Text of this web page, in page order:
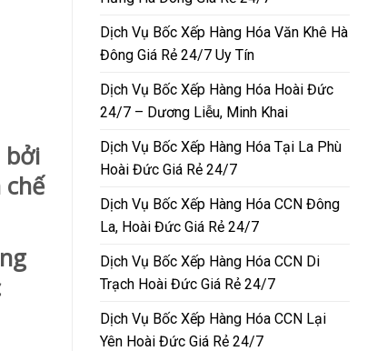
Dịch Vụ Bốc Xếp Hàng Hóa Văn Khê Hà
Đông Giá Rẻ 24/7 Uy Tín
Dịch Vụ Bốc Xếp Hàng Hóa Hoài Đức
24/7 – Dương Liễu, Minh Khai
Dịch Vụ Bốc Xếp Hàng Hóa Tại La Phù
Hoài Đức Giá Rẻ 24/7
Dịch Vụ Bốc Xếp Hàng Hóa CCN Đông
La, Hoài Đức Giá Rẻ 24/7
Dịch Vụ Bốc Xếp Hàng Hóa CCN Di
Trạch Hoài Đức Giá Rẻ 24/7
Dịch Vụ Bốc Xếp Hàng Hóa CCN Lại
Yên Hoài Đức Giá Rẻ 24/7